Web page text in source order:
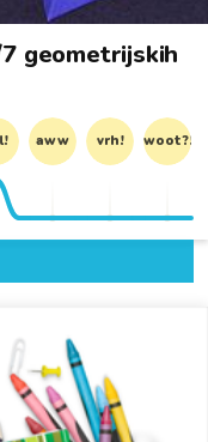
geometrijskih
aww vrh! woot?!